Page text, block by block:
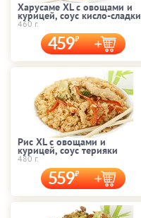
Харусаме XL с овощами и
курицей, соус кисло-
460 г.
459
Рис XL с овощами и
курицей, соус терияки
480 г.
559